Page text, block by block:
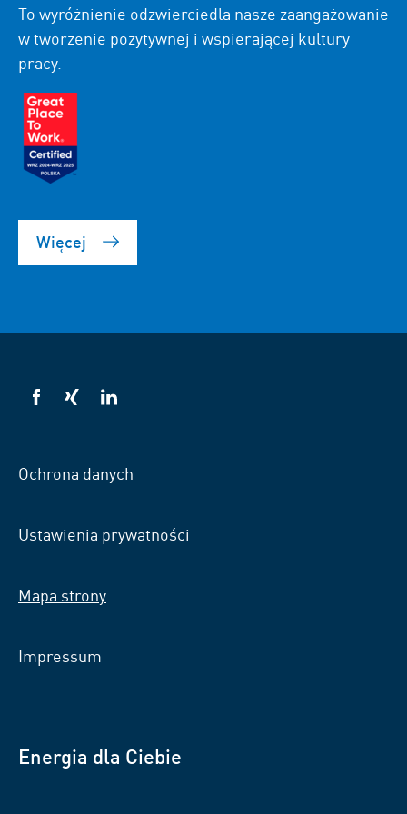
To wyróżnienie odzwierciedla nasze zaangażowanie
w tworzenie pozytywnej i wspierającej kultury
pracy.
Więcej
VSB
VSB
VSB
Ochrona danych
Ustawienia prywatności
Mapa strony
Impressum
Energia dla Ciebie